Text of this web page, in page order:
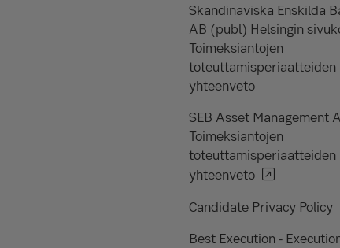
Skandinaviska Enskilda
AB (publ) Helsingin
Toimeksiantojen
toteuttamisperiaatteiden
yhteenveto
SEB Asset Management
Toimeksiantojen
toteuttamisperiaatteiden
yhteenveto
Candidate Privacy Policy
Best Execution -